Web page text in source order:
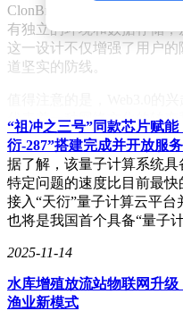
ClonBrowser中，用户可以
有独立的环境和数据存储，
这一设计不仅增强了用户
道坚实的防线。
代表着一种网络文化的转变
用户将更加重视自己的数据
极响应这一需求，为用户提
案。
加安全、智能且更加人性化
这样的创新工具将不断涌
来迈进。
“祖冲之三号”同款芯片赋
衍-287”搭建完成并开放服务
据了解，该量子计算系统具
特定问题的速度比目前最
接入“天衍”量子计算云平
也将是我国首个具备“量子
2025-11-14
水库增殖放流站物联网升
渔业新模式